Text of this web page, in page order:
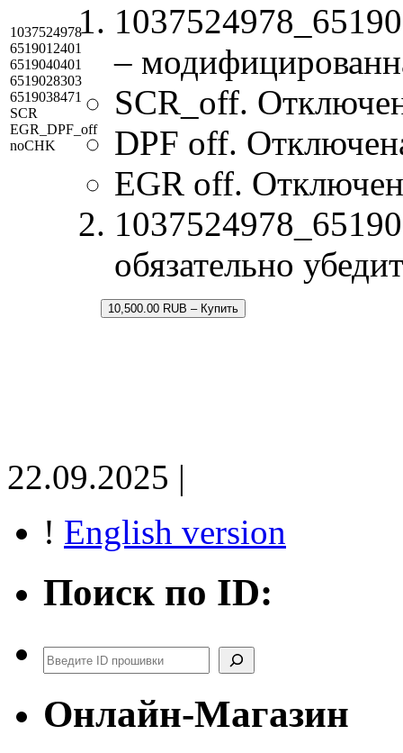
1037524978
6519012401
6519040401
6519028303
6519038471
SCR
EGR_DPF_off
noCHK
–
SCR_off.
DPF off.
EGR off.
обязательно
10,500.00 RUB – Купить
22.09.2025 |
! English version
Поиск по ID:
Поиск
Онлайн-Магазин